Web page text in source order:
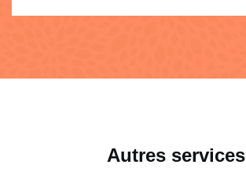
Autres services